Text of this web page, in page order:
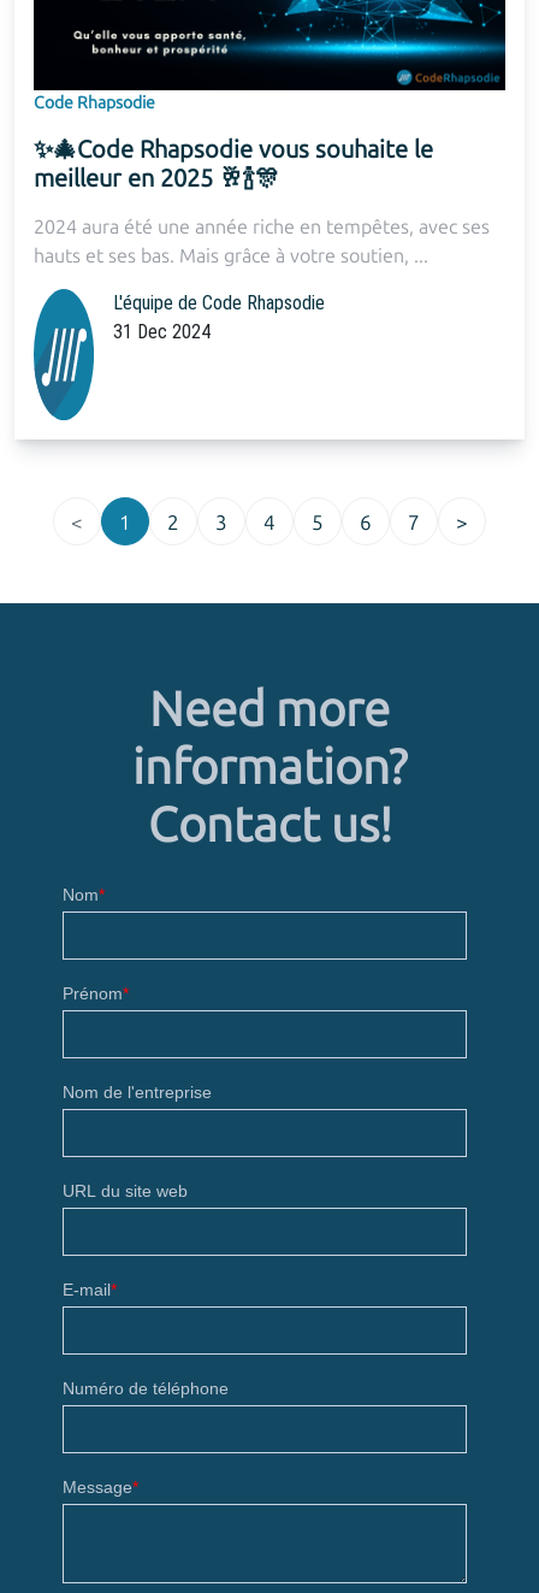
Code Rhapsodie
✨🎄Code Rhapsodie vous souhaite le
meilleur en 2025 🥂🍾🎊
2024 aura été une année riche en tempêtes, avec ses
hauts et ses bas. Mais grâce à votre soutien, ...
L'équipe de Code Rhapsodie
31 Dec 2024
< 1 2 3 4 5 6 7 >
Need more
information?
Contact us!